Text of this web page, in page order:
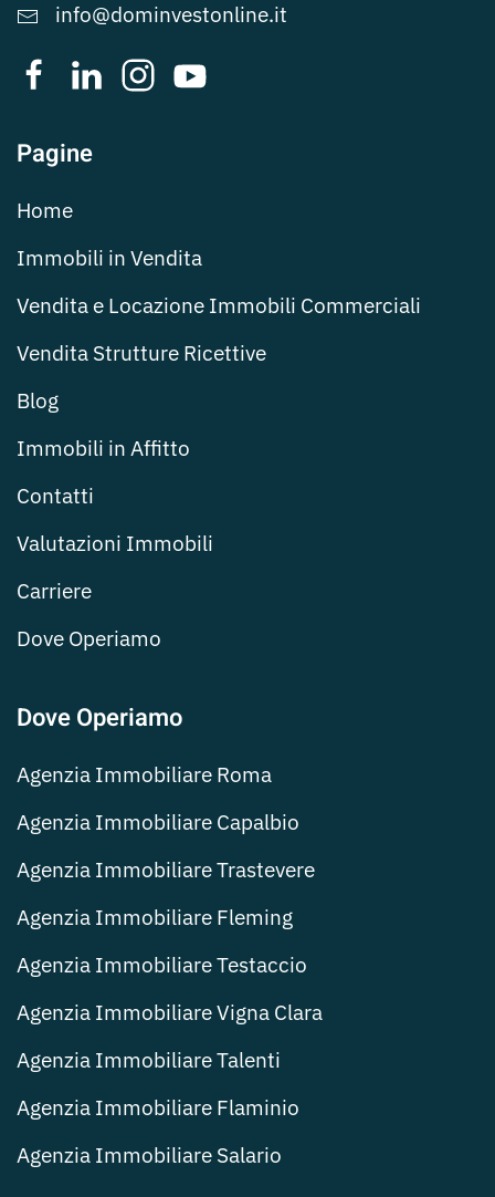
info@dominvestonline.it
Pagine
Home
Immobili in Vendita
Vendita e Locazione Immobili Commerciali
Vendita Strutture Ricettive
Blog
Immobili in Affitto
Contatti
Valutazioni Immobili
Carriere
Dove Operiamo
Dove Operiamo
Agenzia Immobiliare Roma
Agenzia Immobiliare Capalbio
Agenzia Immobiliare Trastevere
Agenzia Immobiliare Fleming
Agenzia Immobiliare Testaccio
Agenzia Immobiliare Vigna Clara
Agenzia Immobiliare Talenti
Agenzia Immobiliare Flaminio
Agenzia Immobiliare Salario